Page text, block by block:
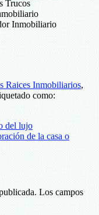
Trucos
Inmobiliario
Raices Inmobiliarios,
como:
del lujo
de la casa o
Los campos